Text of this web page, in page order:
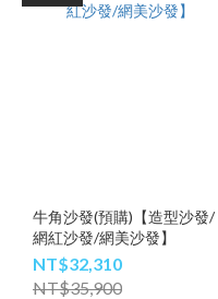
牛角沙發(預購)【造型沙發/
網紅沙發/網美沙發】
NT$32,310
NT$35,900